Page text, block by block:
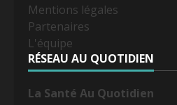
Mentions légales
Partenaires
L'équipe
RÉSEAU AU QUOTIDIEN
La Santé Au Quotidien